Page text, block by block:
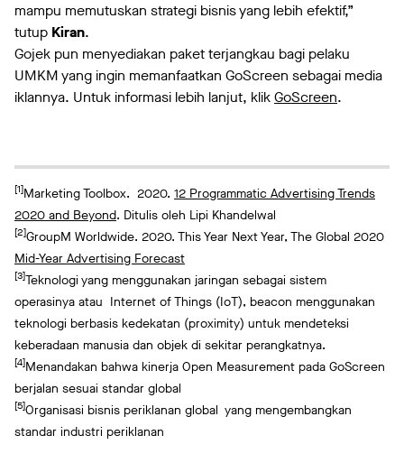
mampu memutuskan strategi bisnis yang lebih efektif,”
tutup Kiran.
Gojek pun menyediakan paket terjangkau bagi pelaku
UMKM yang ingin memanfaatkan GoScreen sebagai media
iklannya. Untuk informasi lebih lanjut, klikGoScreen.
[1]Marketing Toolbox. 2020. 12 Programmatic Advertising Trends
2020 and Beyond. Ditulis oleh Lipi Khandelwal
[2]GroupM Worldwide. 2020. This Year Next Year, The Global 2020
Mid-Year Advertising Forecast
[3]Teknologi yang menggunakan jaringan sebagai sistem
operasinya atau Internet of Things (IoT), beacon menggunakan
teknologi berbasis kedekatan (proximity) untuk mendeteksi
keberadaan manusia dan objek di sekitar perangkatnya.
[4]Menandakan bahwa kinerja Open Measurement pada GoScreen
berjalan sesuai standar global
[5]Organisasi bisnis periklanan global yang mengembangkan
standar industri periklanan